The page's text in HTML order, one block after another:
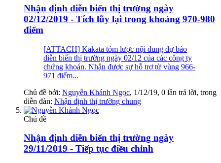
Nhận định diễn biến thị trường ngày
02/12/2019 - Tích lũy lại trong khoảng 970-980
điểm
[ATTACH] Kakata tóm lược nội dung dự báo
diễn biến thị trường ngày 02/12 của các công ty
chứng khoán. Nhận được sự hỗ trợ từ vùng 966-
971 điểm...
Chủ đề bởi: Nguyễn Khánh Ngọc, 1/12/19, 0 lần trả lời, trong
diễn đàn: Nhận định thị trường chung
Chủ đề
Nhận định diễn biến thị trường ngày
29/11/2019 - Tiếp tục điều chỉnh